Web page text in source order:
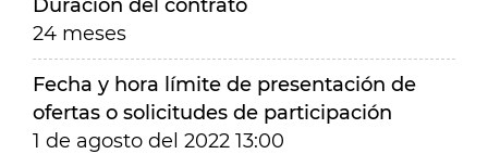
Duración del contrato
24 meses
Fecha y hora límite de presentación de
ofertas o solicitudes de participación
1 de agosto del 2022 13:00